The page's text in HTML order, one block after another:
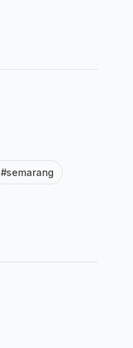
#semarang